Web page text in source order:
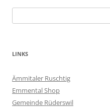
nach:
LINKS
Ämmitaler Ruschtig
Emmental Shop
Gemeinde Rüderswil